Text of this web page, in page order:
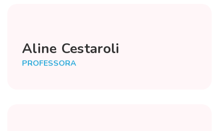
Aline Cestaroli
PROFESSORA